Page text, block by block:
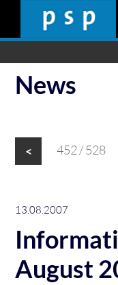
News
< 452 / 528
13.08.2007
August